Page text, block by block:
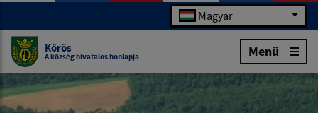
Magyar
Kőrös
A község hivatalos honlapja Menü